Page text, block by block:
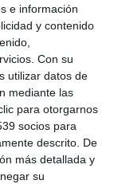
e información
y contenido
Con su
utilizar datos de
mediante las
para otorgarnos
socios para
descrito. De
más detallada y
su